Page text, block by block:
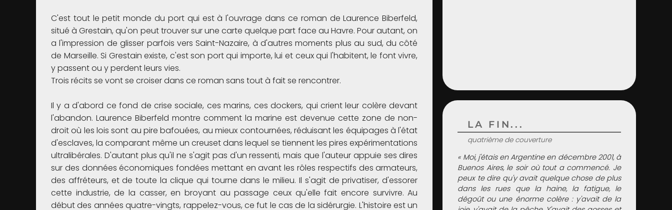
C'est tout le petit monde du port qui est à l'ouvrage dans ce roman de Laurence Biberfeld,
situé à Grestain, qu'on peut trouver sur une carte quelque part face au Havre. Pour autant, on
a l'impression de glisser parfois vers Saint-Nazaire, à d'autres moments plus au sud, du côté
de Marseille. Si Grestain existe, c'est son port qui importe, lui et ceux qui l'habitent, le font vivre,
y passent ou y perdent leurs vies.
Trois récits se vont se croiser dans ce roman sans tout à fait se rencontrer.
Il y a d'abord ce fond de crise sociale, ces marins, ces dockers, qui crient leur colère devant
l'abandon. Laurence Biberfeld montre comment la marine est devenue cette zone de non-
droit où les lois sont au pire bafouées, au mieux contournées, réduisant les équipages à l'état
d'esclaves, la comparant même un creuset dans lequel se tiennent les pires expérimentations
ultralibérales. D'autant plus qu'il ne s'agit pas d'un ressenti, mais que l'auteur appuie ses dires
sur des données économiques fondées mettant en avant les rôles respectifs des armateurs,
des affréteurs, et de toute la clique qui tourne dans le milieu. Il s'agit de privatiser, d'essorer
cette industrie, de la casser, en broyant au passage ceux qu'elle fait encore survivre. Au
début des années quatre-vingts, rappelez-vous, ce fut le cas de la sidérurgie. L'histoire est un
LA FIN...
quatrième de couverture
« Moi, j'étais en Argentine en décembre 2001, à
Buenos Aires, le soir où tout a commencé. Je
peux te dire qu'y avait quelque chose de plus
dans les rues que la haine, la fatigue, le
dégoût ou une énorme colère : y'avait de la